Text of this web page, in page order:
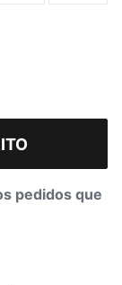
pedidos que